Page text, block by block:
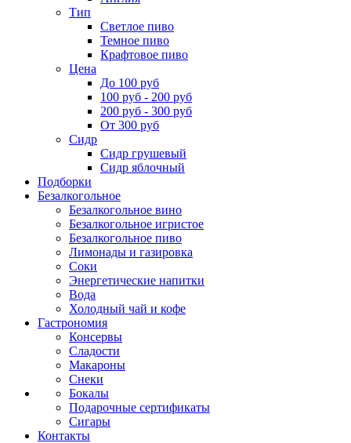
Тип
Светлое пиво
Темное пиво
Крафтовое пиво
Цена
До 100 руб
100 руб - 200 руб
200 руб - 300 руб
От 300 руб
Сидр
Сидр грушевый
Сидр яблочный
Подборки
Безалкогольное
Безалкогольное вино
Безалкогольное игристое
Безалкогольное пиво
Лимонады и газировка
Соки
Энергетические напитки
Вода
Холодный чай и кофе
Гастрономия
Консервы
Сладости
Макароны
Снеки
Бокалы
Подарочные сертификаты
Сигары
Контакты